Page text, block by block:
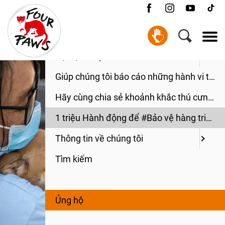
Danh mục
Sự thật
Giúp chúng tôi báo cáo những hành vi tàn ác
Hãy cùng chia sẻ khoảnh khắc thú cưng chào đón bạn về nhà!
1 triệu Hành động để #Bảo vệ hàng triệu động vật!
Thông tin về chúng tôi
Tìm kiếm
Ủng hộ